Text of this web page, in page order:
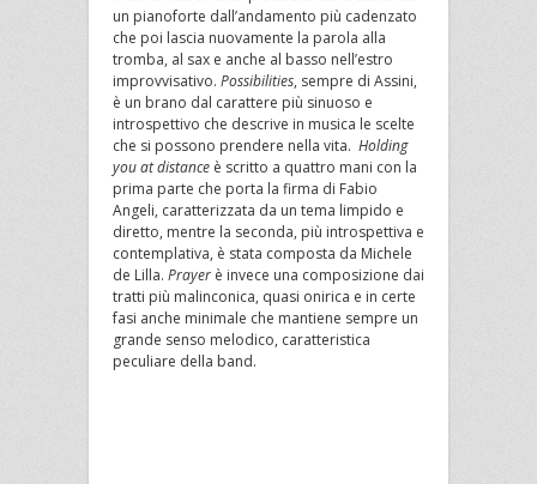
un pianoforte dall’andamento più cadenzato
che poi lascia nuovamente la parola alla
tromba, al sax e anche al basso nell’estro
improvvisativo. Possibilities, sempre di Assini,
è un brano dal carattere più sinuoso e
introspettivo che descrive in musica le scelte
che si possono prendere nella vita. Holding
you at distance è scritto a quattro mani con la
prima parte che porta la firma di Fabio
Angeli, caratterizzata da un tema limpido e
diretto, mentre la seconda, più introspettiva e
contemplativa, è stata composta da Michele
de Lilla. Prayer è invece una composizione dai
tratti più malinconica, quasi onirica e in certe
fasi anche minimale che mantiene sempre un
grande senso melodico, caratteristica
peculiare della band.